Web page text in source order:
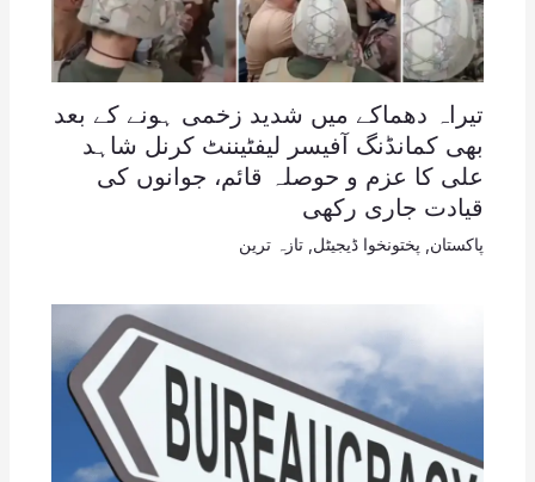
تیراہ دھماکے میں شدید زخمی ہونے کے بعد
بھی کمانڈنگ آفیسر لیفٹیننٹ کرنل شاہد
علی کا عزم و حوصلہ قائم، جوانوں کی
قیادت جاری رکھی
پاکستان پختونخوا ڈیجیٹل تازہ ترین